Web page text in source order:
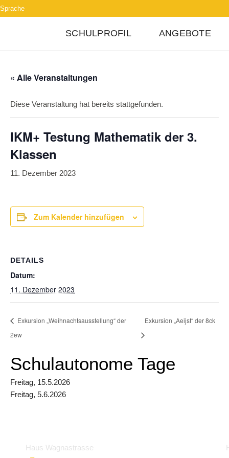
Sprache
SCHULPROFIL ANGEBOTE
« Alle Veranstaltungen
Diese Veranstaltung hat bereits stattgefunden.
IKM+ Testung Mathematik der 3.
Klassen
11. Dezember 2023
Zum Kalender hinzufügen
DETAILS
Datum:
11. Dezember 2023
Exkursion „Weihnachtsausstellung“ der
2ew
Exkursion „Aeijst“ der 8ck
Schulautonome Tage
Freitag, 15.5.2026
Freitag, 5.6.2026
Haus Wagnastrasse